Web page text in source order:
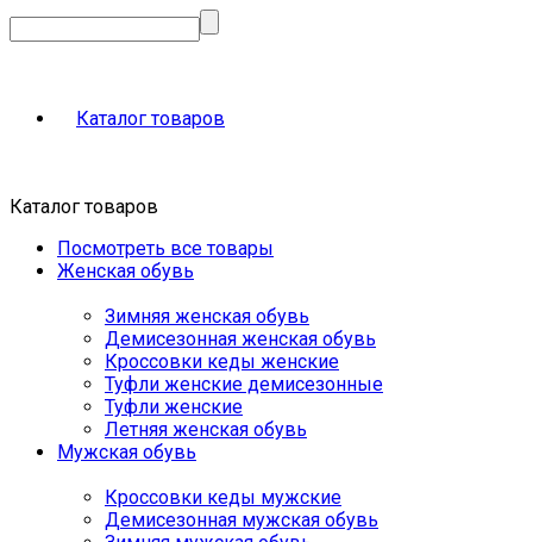
Каталог товаров
Каталог товаров
Посмотреть все товары
Женская обувь
Зимняя женская обувь
Демисезонная женская обувь
Кроссовки кеды женские
Туфли женские демисезонные
Туфли женские
Летняя женская обувь
Мужская обувь
Кроссовки кеды мужские
Демисезонная мужская обувь